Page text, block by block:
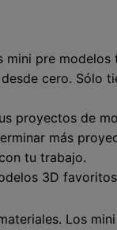
pre
cero.
proyectos de
más
tu trabajo.
3D
Los